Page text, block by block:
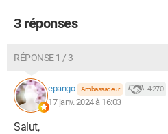
3 réponses
RÉPONSE 1 / 3
epango Ambassadeur 4 270
17 janv. 2024 à 16:03
Salut,